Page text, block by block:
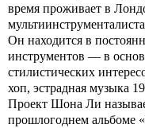
время проживает в
Он находится в
инструментов — в
стилистических
хоп, эстрадная музыка
Проект Шона Ли
прошлогоднем альбоме